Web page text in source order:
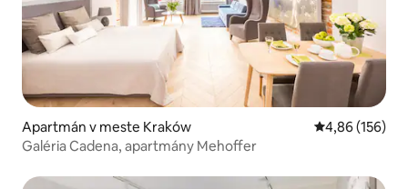
Apartmán v meste Kraków Priemerné
4,86 (156)
Galéria Cadena, apartmány Mehoffer